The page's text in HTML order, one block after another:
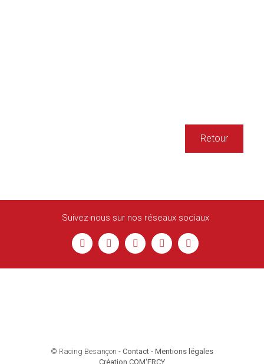
Retour
Suivez-nous sur nos réseaux sociaux
© Racing Besançon - Contact - Mentions légales
Création COM'ERCY